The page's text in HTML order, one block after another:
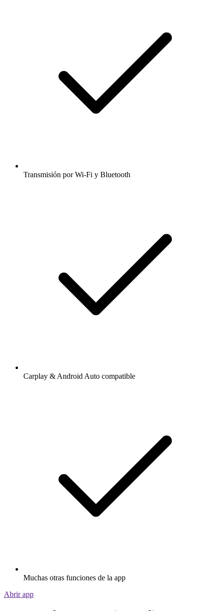
Transmisión por Wi-Fi y Bluetooth
Carplay & Android Auto compatible
Muchas otras funciones de la app
Abrir app